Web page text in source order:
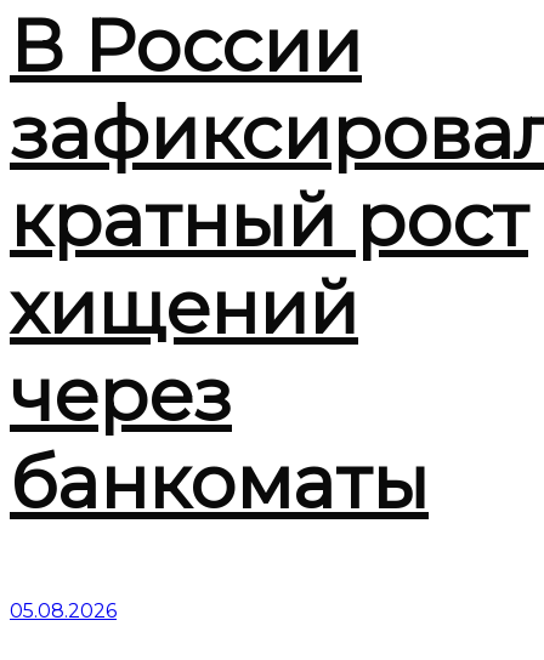
В России
кратный рост
хищений
через
банкоматы
05.08.2026